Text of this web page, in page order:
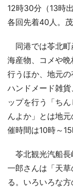
12時30分（13時
各回先着40人。
同港では苓北町
海産物、コメや
行うほか、地元
ハンドメード雑
ップを行う「ち
んよか」とは地
催時間は10時～15
苓北観光汽船長
一郎さんは「天
る。いろいろな